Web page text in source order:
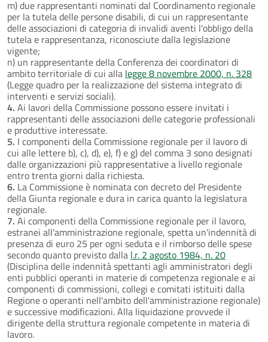
m) due rappresentanti nominati dal Coordinamento regionale
per la tutela delle persone disabili, di cui un rappresentante
delle associazioni di categoria di invalidi aventi l'obbligo della
tutela e rappresentanza, riconosciute dalla legislazione
vigente;
n) un rappresentante della Conferenza dei coordinatori di
ambito territoriale di cui alla legge 8 novembre 2000, n. 328
(Legge quadro per la realizzazione del sistema integrato di
interventi e servizi sociali).
4. Ai lavori della Commissione possono essere invitati i
rappresentanti delle associazioni delle categorie professionali
e produttive interessate.
5. I componenti della Commissione regionale per il lavoro di
cui alle lettere b), c), d), e), f) e g) del comma 3 sono designati
dalle organizzazioni più rappresentative a livello regionale
entro trenta giorni dalla richiesta.
6. La Commissione è nominata con decreto del Presidente
della Giunta regionale e dura in carica quanto la legislatura
regionale.
7. Ai componenti della Commissione regionale per il lavoro,
estranei all'amministrazione regionale, spetta un'indennità di
presenza di euro 25 per ogni seduta e il rimborso delle spese
secondo quanto previsto dalla l.r. 2 agosto 1984, n. 20
(Disciplina delle indennità spettanti agli amministratori degli
enti pubblici operanti in materie di competenza regionale e ai
componenti di commissioni, collegi e comitati istituiti dalla
Regione o operanti nell'ambito dell'amministrazione regionale)
e successive modificazioni. Alla liquidazione provvede il
dirigente della struttura regionale competente in materia di
lavoro.